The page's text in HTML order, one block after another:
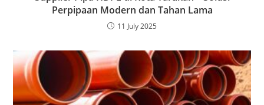
Perpipaan Modern dan Tahan Lama
11 July 2025